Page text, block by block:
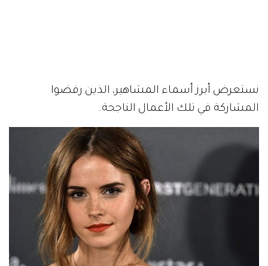
نستعرض أبرز أسماء المشاهير، الذين رفضوا
المشاركة في تلك الأعمال الناجحة.